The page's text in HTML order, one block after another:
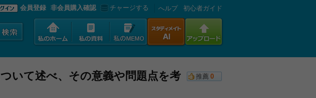
会員登録 非会員購入確認 チャージする へルプ 初心者ガイド
いて述べ、その意義や問題点を考
推薦 0